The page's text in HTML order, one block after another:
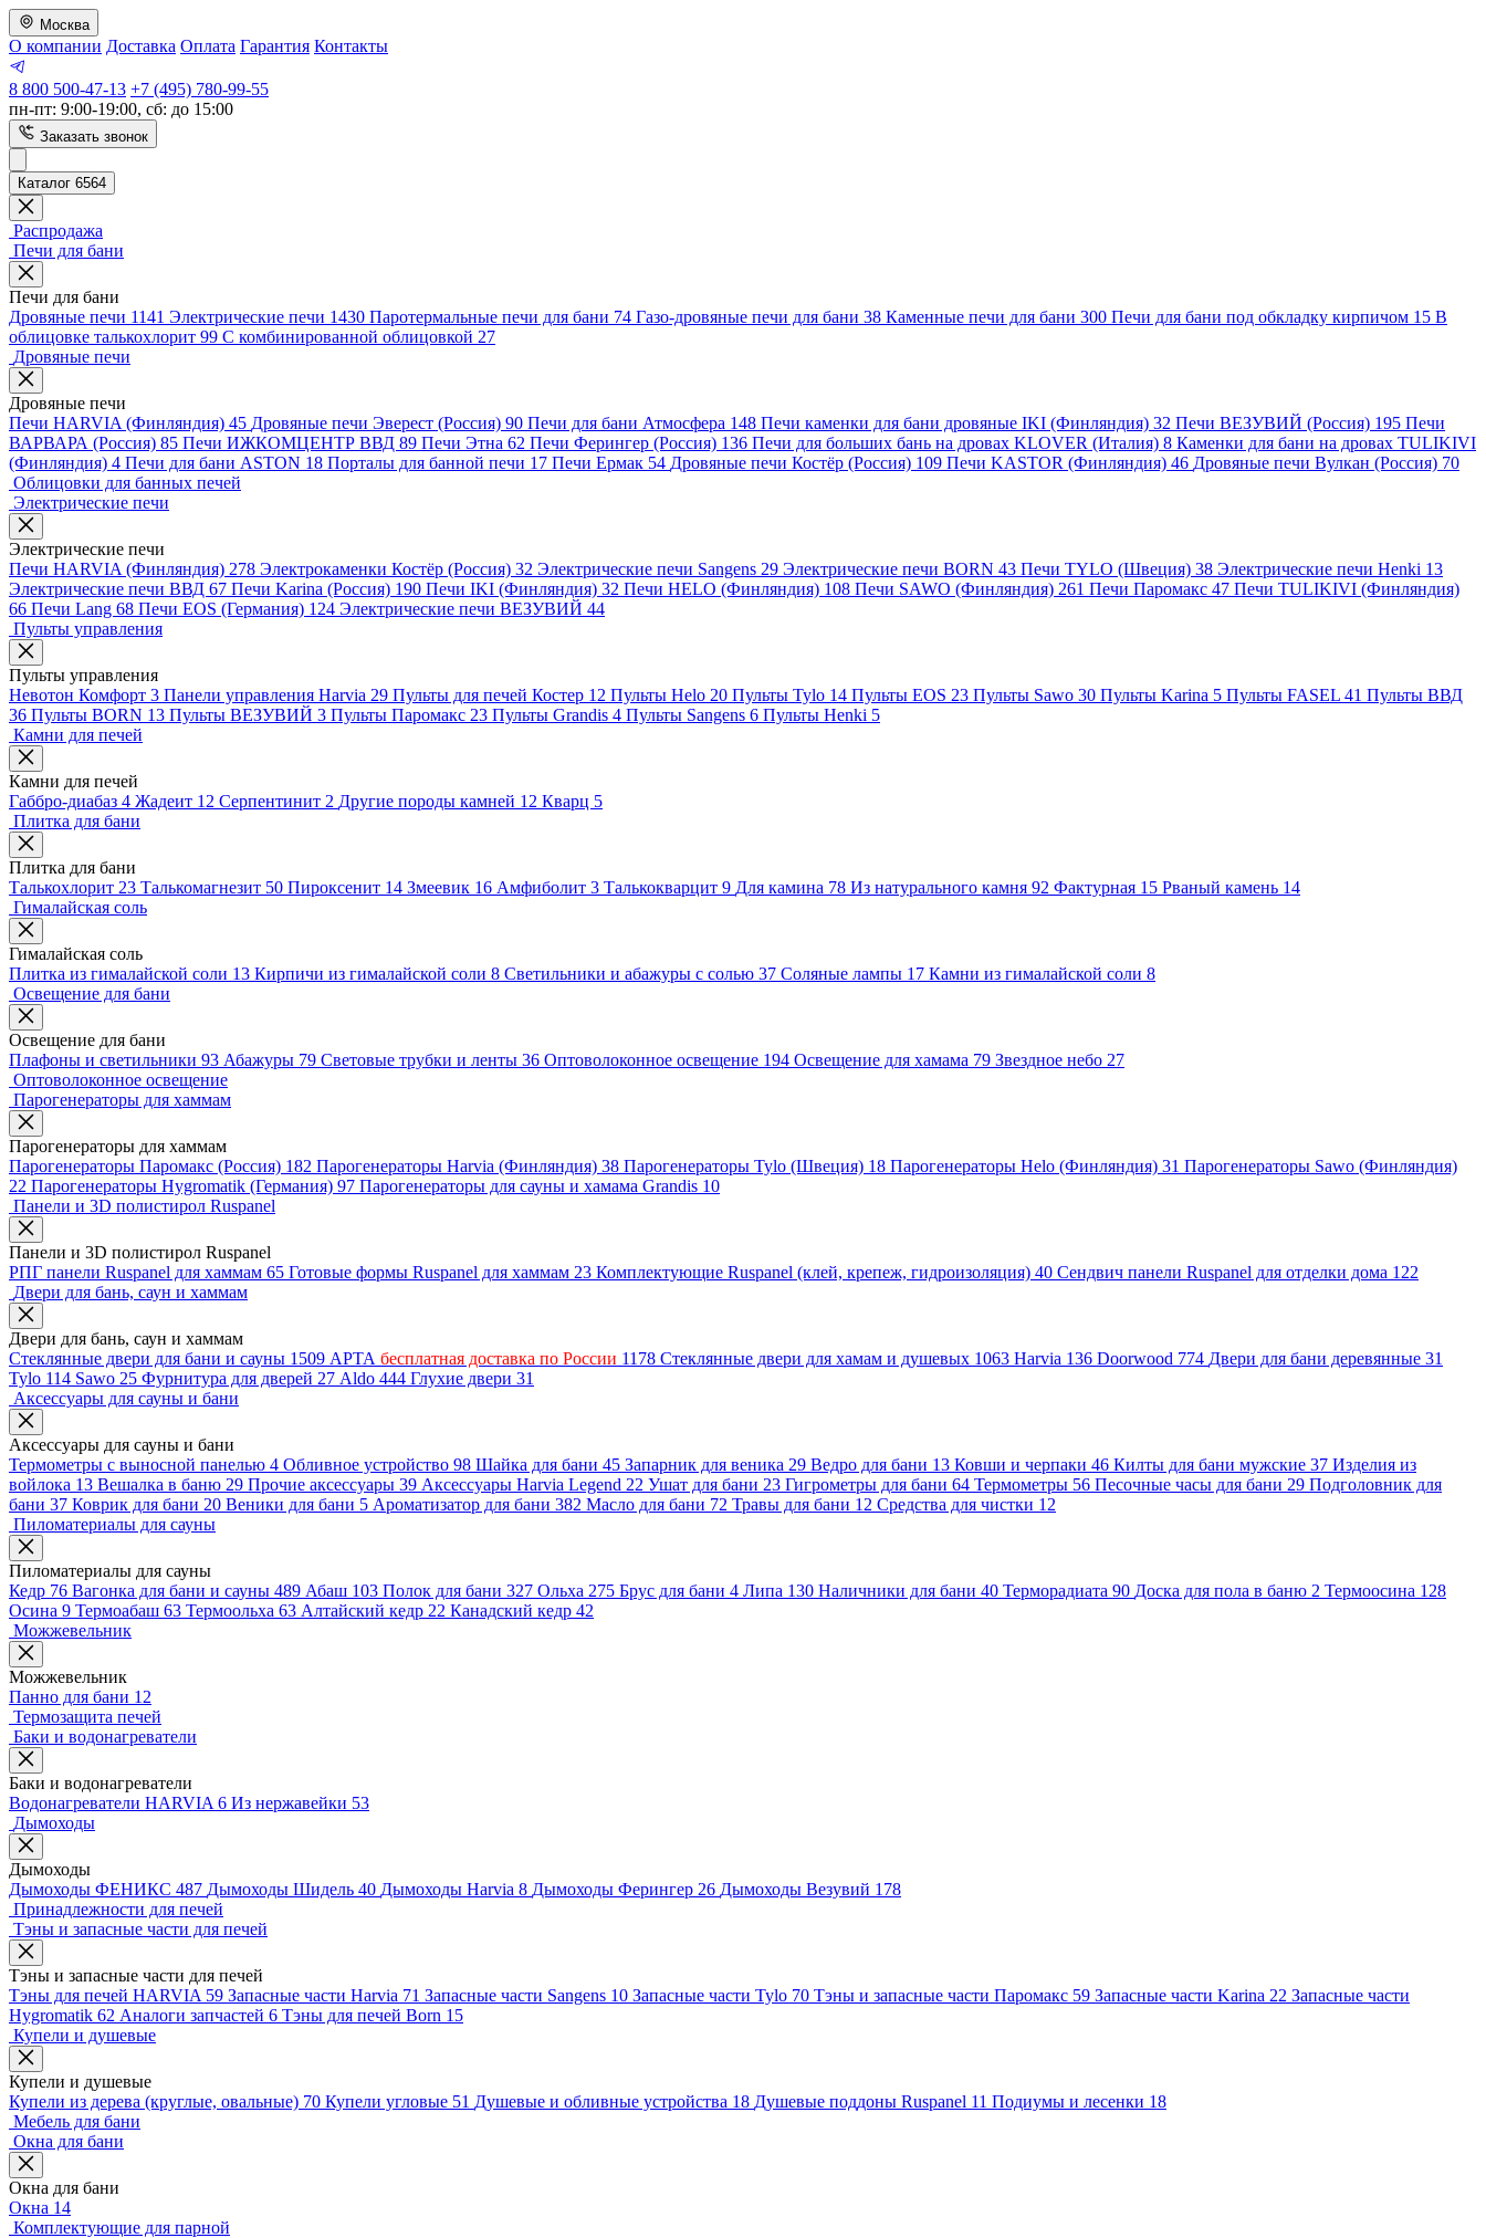
Москва
О компании Доставка Оплата Гарантия Контакты
8 800 500-47-13 +7 (495) 780-99-55
пн-пт: 9:00-19:00, сб: до 15:00
Заказать звонок
Каталог 6564
Распродажа
Печи для бани
Печи для бани
Дровяные печи 1141 Электрические печи 1430 Паротермальные печи для бани 74 Газо-дровяные печи для бани 38 Каменные печи для бани 300 Печи для бани под обкладку кирпичом 15 В
облицовке талькохлорит 99 С комбинированной облицовкой 27
Дровяные печи
Дровяные печи
Печи HARVIA (Финляндия) 45 Дровяные печи Эверест (Россия) 90 Печи для бани Атмосфера 148 Печи каменки для бани дровяные IKI (Финляндия) 32 Печи ВЕЗУВИЙ (Россия) 195 Печи
ВАРВАРА (Россия) 85 Печи ИЖКОМЦЕНТР ВВД 89 Печи Этна 62 Печи Ферингер (Россия) 136 Печи для больших бань на дровах KLOVER (Италия) 8 Каменки для бани на дровах TULIKIVI
(Финляндия) 4 Печи для бани ASTON 18 Порталы для банной печи 17 Печи Ермак 54 Дровяные печи Костёр (Россия) 109 Печи KASTOR (Финляндия) 46 Дровяные печи Вулкан (Россия) 70
Облицовки для банных печей
Электрические печи
Электрические печи
Печи HARVIA (Финляндия) 278 Электрокаменки Костёр (Россия) 32 Электрические печи Sangens 29 Электрические печи BORN 43 Печи TYLO (Швеция) 38 Электрические печи Henki 13
Электрические печи ВВД 67 Печи Karina (Россия) 190 Печи IKI (Финляндия) 32 Печи HELO (Финляндия) 108 Печи SAWO (Финляндия) 261 Печи Паромакс 47 Печи TULIKIVI (Финляндия)
66 Печи Lang 68 Печи EOS (Германия) 124 Электрические печи ВЕЗУВИЙ 44
Пульты управления
Пульты управления
Невотон Комфорт 3 Панели управления Harvia 29 Пульты для печей Костер 12 Пульты Helo 20 Пульты Tylo 14 Пульты EOS 23 Пульты Sawo 30 Пульты Karina 5 Пульты FASEL 41 Пульты ВВД
36 Пульты BORN 13 Пульты ВЕЗУВИЙ 3 Пульты Паромакс 23 Пульты Grandis 4 Пульты Sangens 6 Пульты Henki 5
Камни для печей
Камни для печей
Габбро-диабаз 4 Жадеит 12 Серпентинит 2 Другие породы камней 12 Кварц 5
Плитка для бани
Плитка для бани
Талькохлорит 23 Талькомагнезит 50 Пироксенит 14 Змеевик 16 Амфиболит 3 Талькокварцит 9 Для камина 78 Из натурального камня 92 Фактурная 15 Рваный камень 14
Гималайская соль
Гималайская соль
Плитка из гималайской соли 13 Кирпичи из гималайской соли 8 Светильники и абажуры с солью 37 Соляные лампы 17 Камни из гималайской соли 8
Освещение для бани
Освещение для бани
Плафоны и светильники 93 Абажуры 79 Световые трубки и ленты 36 Оптоволоконное освещение 194 Освещение для хамама 79 Звездное небо 27
Оптоволоконное освещение
Парогенераторы для хаммам
Парогенераторы для хаммам
Парогенераторы Паромакс (Россия) 182 Парогенераторы Harvia (Финляндия) 38 Парогенераторы Tylo (Швеция) 18 Парогенераторы Helo (Финляндия) 31 Парогенераторы Sawo (Финляндия)
22 Парогенераторы Hygromatik (Германия) 97 Парогенераторы для сауны и хамама Grandis 10
Панели и 3D полистирол Ruspanel
Панели и 3D полистирол Ruspanel
РПГ панели Ruspanel для хаммам 65 Готовые формы Ruspanel для хаммам 23 Комплектующие Ruspanel (клей, крепеж, гидроизоляция) 40 Сендвич панели Ruspanel для отделки дома 122
Двери для бань, саун и хаммам
Двери для бань, саун и хаммам
Стеклянные двери для бани и сауны 1509 АРТА бесплатная доставка по России 1178 Стеклянные двери для хамам и душевых 1063 Harvia 136 Doorwood 774 Двери для бани деревянные 31
Tylo 114 Sawo 25 Фурнитура для дверей 27 Aldo 444 Глухие двери 31
Аксессуары для сауны и бани
Аксессуары для сауны и бани
Термометры с выносной панелью 4 Обливное устройство 98 Шайка для бани 45 Запарник для веника 29 Ведро для бани 13 Ковши и черпаки 46 Килты для бани мужские 37 Изделия из
войлока 13 Вешалка в баню 29 Прочие аксессуары 39 Аксессуары Harvia Legend 22 Ушат для бани 23 Гигрометры для бани 64 Термометры 56 Песочные часы для бани 29 Подголовник для
бани 37 Коврик для бани 20 Веники для бани 5 Ароматизатор для бани 382 Масло для бани 72 Травы для бани 12 Средства для чистки 12
Пиломатериалы для сауны
Пиломатериалы для сауны
Кедр 76 Вагонка для бани и сауны 489 Абаш 103 Полок для бани 327 Ольха 275 Брус для бани 4 Липа 130 Наличники для бани 40 Терморадиата 90 Доска для пола в баню 2 Термоосина 128
Осина 9 Термоабаш 63 Термоольха 63 Алтайский кедр 22 Канадский кедр 42
Можжевельник
Можжевельник
Панно для бани 12
Термозащита печей
Баки и водонагреватели
Баки и водонагреватели
Водонагреватели HARVIA 6 Из нержавейки 53
Дымоходы
Дымоходы
Дымоходы ФЕНИКС 487 Дымоходы Шидель 40 Дымоходы Harvia 8 Дымоходы Ферингер 26 Дымоходы Везувий 178
Принадлежности для печей
Тэны и запасные части для печей
Тэны и запасные части для печей
Тэны для печей HARVIA 59 Запасные части Harvia 71 Запасные части Sangens 10 Запасные части Tylo 70 Тэны и запасные части Паромакс 59 Запасные части Karina 22 Запасные части
Hygromatik 62 Аналоги запчастей 6 Тэны для печей Born 15
Купели и душевые
Купели и душевые
Купели из дерева (круглые, овальные) 70 Купели угловые 51 Душевые и обливные устройства 18 Душевые поддоны Ruspanel 11 Подиумы и лесенки 18
Мебель для бани
Окна для бани
Окна для бани
Окна 14
Комплектующие для парной